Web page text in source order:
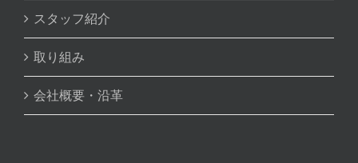
スタッフ紹介
取り組み
会社概要・沿革